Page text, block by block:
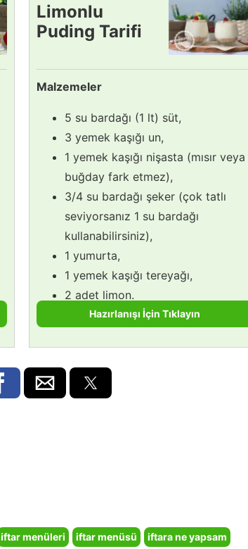
Limonlu
Puding Tarifi
Malzemeler
5 su bardağı (1 lt) süt,
3 yemek kaşığı un,
1 yemek kaşığı nişasta (mısır veya
buğday fark etmez),
3/4 su bardağı şeker (çok tatlı
seviyorsanız 1 su bardağı
kullanabilirsiniz),
1 yumurta,
1 yemek kaşığı tereyağı,
2 adet limon.
Hazırlanışı İçin Tıklayın
iftar menüleri iftar menüsü
iftara ne yapsam